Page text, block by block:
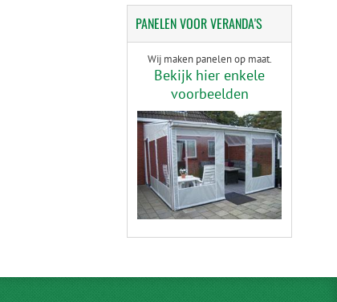
PANELENVOOR VERANDA'S
Wij maken panelen op maat.
Bekijk hier enkele
voorbeelden